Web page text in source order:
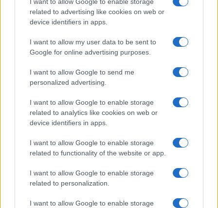
related to advertising like cookies on web or
device identifiers in apps.
I want to allow my user data to be sent to
Google for online advertising purposes.
I want to allow Google to send me
personalized advertising.
I want to allow Google to enable storage
related to analytics like cookies on web or
device identifiers in apps.
I want to allow Google to enable storage
related to functionality of the website or app.
I want to allow Google to enable storage
related to personalization.
I want to allow Google to enable storage
La polizia circonda i campi
rom: maxi blitz, trovato di
Le forze dell'ordine a Napoli e Gioia Tauro. Una
donna arrestata, 23 stranieri denunciati.
Redazione